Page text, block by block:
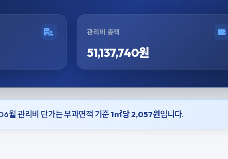
관리비 총액
51,137,740원
월 관리비 단가는 부과면적 기준1㎡당 2,057원입니다.